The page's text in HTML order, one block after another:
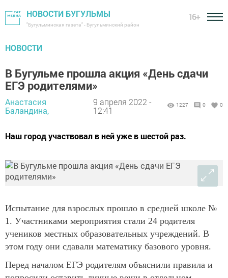
НОВОСТИ БУГУЛЬМЫ
"Бугульминская газета" - Бугульминский район
16+
НОВОСТИ
В Бугульме прошла акция «День сдачи
ЕГЭ родителями»
Анастасия
Баландина,
9 апреля 2022 -
12:41
1227 0 0
Наш город участвовал в ней уже в шестой раз.
Испытание для взрослых прошло в средней школе №
1. Участниками мероприятия стали 24 родителя
учеников местных образовательных учреждений. В
этом году они сдавали математику базового уровня.
Перед началом ЕГЭ родителям объяснили правила и